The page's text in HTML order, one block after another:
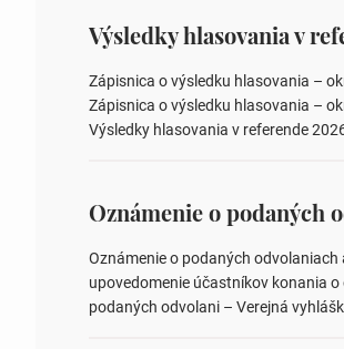
overovateľov zápisnice 3. Určenie
obvodov pre voľby poslancov
zastupiteľstiev, počtu poslancov
zastupiteľstiev v nich 4. Schválenie
obecného pozemku –…
Zápisnica o výsledku hlasovania –
Zápisnica o výsledku hlasovania –
Výsledky hlasovania v referende
ysledky.html
Oznámenie o podaných odvolaniach
upovedomenie účastníkov konania o
podaných odvolani – Verejná